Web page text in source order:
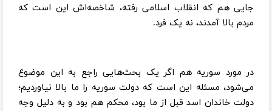
جایی هم که انقلاب اسلامی رفته، شاخصه‌اش این است که
مردم بالا آمدند، نه یک فرد.
در مورد سوریه هم اگر یک بحث‌هایی راجع به این موضوع
می‌شود، مسئله این است که دولت سوریه را ما بالا نیاوردیم؛
دولت خاندان اسد قبل از ما بود، محکم هم بود و به دلیل وجه